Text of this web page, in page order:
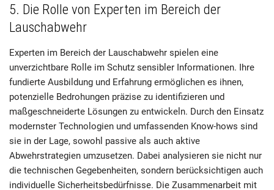
5. Die Rolle von Experten im Bereich der
Lauschabwehr
Experten im Bereich der Lauschabwehr spielen eine
unverzichtbare Rolle im Schutz sensibler Informationen. Ihre
fundierte Ausbildung und Erfahrung ermöglichen es ihnen,
potenzielle Bedrohungen präzise zu identifizieren und
maßgeschneiderte Lösungen zu entwickeln. Durch den Einsatz
modernster Technologien und umfassenden Know-hows sind
sie in der Lage, sowohl passive als auch aktive
Abwehrstrategien umzusetzen. Dabei analysieren sie nicht nur
die technischen Gegebenheiten, sondern berücksichtigen auch
individuelle Sicherheitsbedürfnisse. Die Zusammenarbeit mit